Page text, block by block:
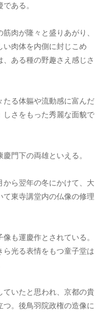
ある。
肉が隆々と盛りあがり、
い肉体を内側に封じこめ
ある種の野趣さえ感じさ
る体軀や流動感に富んだ
しさをもった秀麗な面貌で
門下の両雄といえる。
ら翌年の冬にかけて、大
東寺講堂内の仏像の修理
も運慶作とされている。
光る表情をもつ童子堂は
いたと思われ、京都の貴
。後鳥羽院政権の造像に